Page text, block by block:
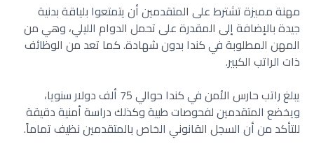
مهنة مميزة تشترط على المتقدمين أن يتمتعوا بلياقة بدنية
جيدة بالإضافة إلى المقدرة على تحمل الدوام الليلي، وهي من
المهن المطلوبة في كندا بدون شهادة. كما تعد من الوظائف
ذات الراتب الكبير.
يبلغ راتب حارس الأمن في كندا حوالي 75 ألف دولار سنويا،
ويخضع المتقدمين لفحوصات طبية وكذلك دراسة أمنية دقيقة
للتأكد من أن السجل القانوني الخاص بالمتقدمين نظيف تماماً.